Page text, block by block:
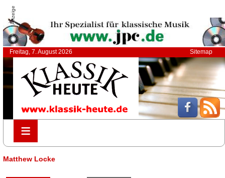
Anzeige
Freitag, 7. August 2026 Sitemap
≡
≡
Matthew Locke